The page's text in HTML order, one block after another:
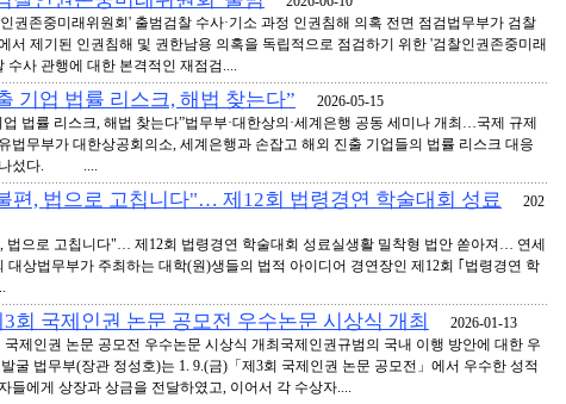
권존중미래위원회' 출범검찰 수사·기소 과정 인권침해 의혹 전면 점검법무부가 검찰
서 제기된 인권침해 및 권한남용 의혹을 독립적으로 점검하기 위한 '검찰인권존중미래
수사 관행에 대한 본격적인 재점검....
기업 법률 리스크, 해법 찾는다” 2026-05-15
업 법률 리스크, 해법 찾는다”법무부·대한상의·세계은행 공동 세미나 개최…국제 규제
법무부가 대한상공회의소, 세계은행과 손잡고 해외 진출 기업들의 법률 리스크 대응
나섰다. ....
편, 법으로 고칩니다"… 제12회 법령경연 학술대회 성료 202
법으로 고칩니다"… 제12회 법령경연 학술대회 성료실생활 밀착형 법안 쏟아져… 연세
대상법무부가 주최하는 대학(원)생들의 법적 아이디어 경연장인 제12회 ｢법령경연 학
회 국제인권 논문 공모전 우수논문 시상식 개최
2026-01-13
국제인권 논문 공모전 우수논문 시상식 개최국제인권규범의 국내 이행 방안에 대한 우
굴 법무부(장관 정성호)는 1. 9.(금)「제3회 국제인권 논문 공모전」에서 우수한 성적
들에게 상장과 상금을 전달하였고, 이어서 각 수상자....